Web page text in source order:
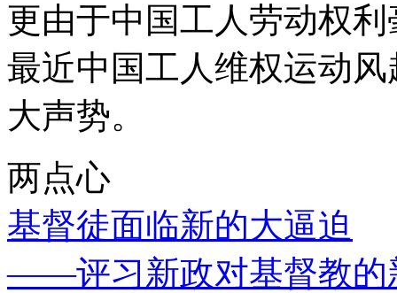
更由于中国工人劳动权
最近中国工人维权运动
大声势。
两点心
基督徒面临新的大逼迫
——评习新政对基督教的